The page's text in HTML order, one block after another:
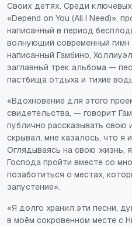
Своих детях. Среди
«Depend on You (All I Need)»,
написанный в период
волнующий современный гимн
написанный Гамбино,
заглавный трек альбома —
пастбища отдыха и тихие
«Вдохновение для этого
свидетельства, — говорит
публично рассказывать
скрывал, мне казалось, что я
Оглядываясь на свою жизнь,
Господа пройти вместе со
позаботиться о местах,
запустение».
«Я долго хранил эти песни,
в моём сокровенном месте с